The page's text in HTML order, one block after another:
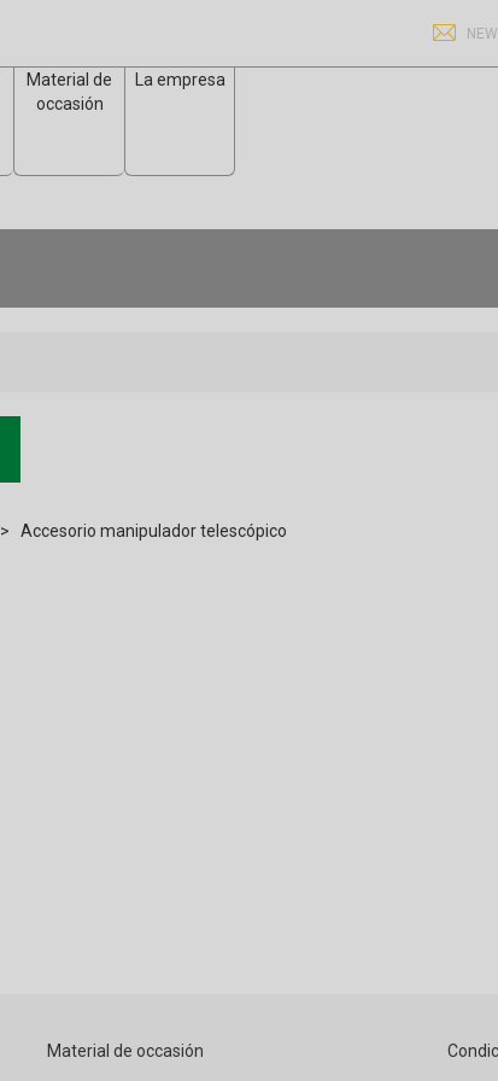
Material de
occasión
La empresa
Accesorio manipulador telescópico
Material de occasión